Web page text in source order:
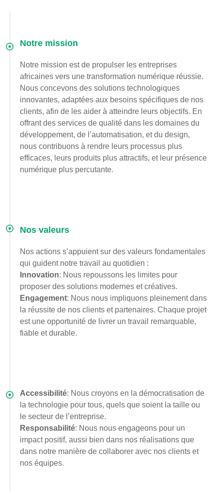
Notre mission
Notre mission est de propulser les entreprises
africaines vers une transformation numérique réussie.
Nous concevons des solutions technologiques
innovantes, adaptées aux besoins spécifiques de nos
clients, afin de les aider à atteindre leurs objectifs. En
offrant des services de qualité dans les domaines du
développement, de l’automatisation, et du design,
nous contribuons à rendre leurs processus plus
efficaces, leurs produits plus attractifs, et leur présence
numérique plus percutante.
Nos valeurs
Nos actions s’appuient sur des valeurs fondamentales
qui guident notre travail au quotidien :
Innovation: Nous repoussons les limites pour
proposer des solutions modernes et créatives.
Engagement: Nous nous impliquons pleinement dans
la réussite de nos clients et partenaires. Chaque projet
est une opportunité de livrer un travail remarquable,
fiable et durable.
Accessibilité: Nous croyons en la démocratisation de
la technologie pour tous, quels que soient la taille ou
le secteur de l’entreprise.
Responsabilité: Nous nous engageons pour un
impact positif, aussi bien dans nos réalisations que
dans notre manière de collaborer avec nos clients et
nos équipes.